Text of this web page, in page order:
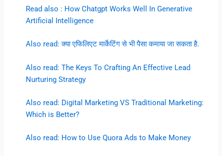
Read also : How Chatgpt Works Well In Generative
Artificial Intelligence
Also read: क्या एफिलिएट मार्केटिंग से भी पैसा कमाया जा सकता है.
Also read: The Keys To Crafting An Effective Lead
Nurturing Strategy
Also read: Digital Marketing VS Traditional Marketing:
Which is Better?
Also read: How to Use Quora Ads to Make Money